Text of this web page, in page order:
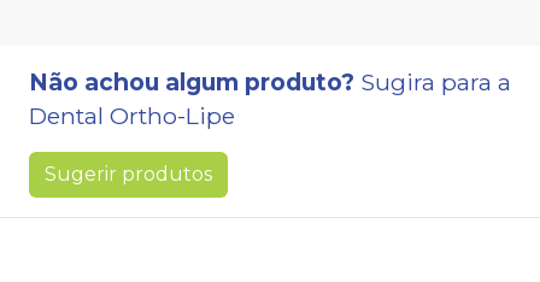
Não achou algum produto? Sugira para a
Dental Ortho-Lipe
Sugerir produtos